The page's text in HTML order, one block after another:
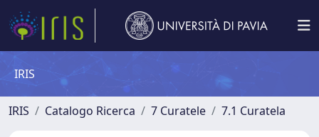
IRIS
IRIS Catalogo Ricerca 7 Curatele 7.1 Curatela